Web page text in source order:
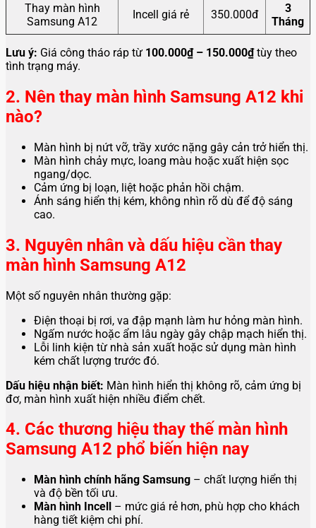
Thay màn hình
Samsung A12
Incell giá rẻ 350.000đ
3
Tháng
Lưu ý: Giá công tháo ráp từ 100.000₫ – 150.000₫tùy theo
tình trạng máy.
2. Nên thay màn hình Samsung A12 khi
nào?
Màn hình bị nứt vỡ, trầy xước nặng gây cản trở hiển thị.
Màn hình chảy mực, loang màu hoặc xuất hiện sọc
ngang/dọc.
Cảm ứng bị loạn, liệt hoặc phản hồi chậm.
Ánh sáng hiển thị kém, không nhìn rõ dù để độ sáng
cao.
3. Nguyên nhân và dấu hiệu cần thay
màn hình Samsung A12
Một số nguyên nhân thường gặp:
Điện thoại bị rơi, va đập mạnh làm hư hỏng màn hình.
Ngấm nước hoặc ẩm lâu ngày gây chập mạch hiển thị.
Lỗi linh kiện từ nhà sản xuất hoặc sử dụng màn hình
kém chất lượng trước đó.
Dấu hiệu nhận biết: Màn hình hiển thị không rõ, cảm ứng bị
đơ, màn hình xuất hiện nhiều điểm chết.
4. Các thương hiệu thay thế màn hình
Samsung A12 phổ biến hiện nay
Màn hình chính hãng Samsung – chất lượng hiển thị
và độ bền tối ưu.
Màn hình Incell
– mức giá rẻ hơn, phù hợp cho khách
hàng tiết kiệm chi phí.